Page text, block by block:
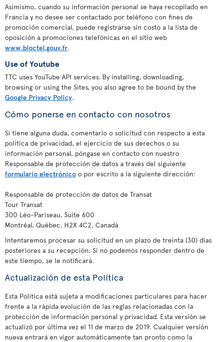
Asimismo, cuando su información personal se haya recopilado en
Francia y no desee ser contactado por teléfono con fines de
promoción comercial, puede registrarse sin costo a la lista de
oposición a promociones telefónicas en el sitio web
www.bloctel.gouv.fr.
Use of Youtube
TTC uses YouTube API services. By installing, downloading,
browsing or using the Sites, you also agree to be bound by the
Google Privacy Policy.
Cómo ponerse en contacto con nosotros
Si tiene alguna duda, comentario o solicitud con respecto a esta
política de privacidad, el ejercicio de sus derechos o su
información personal, póngase en contacto con nuestro
Responsable de protección de datos a través del siguiente
formulario electrónico o por escrito a la siguiente dirección:
Responsable de protección de datos de Transat
Tour Transat
300 Léo-Pariseau, Suite 600
Montréal, Québec, H2X 4C2, Canadá
Intentaremos procesar su solicitud en un plazo de treinta (30) días
posteriores a su recepción. Si no podemos responder dentro de
este tiempo, se le notificará.
Actualización de esta Política
Esta Política está sujeta a modificaciones particulares para hacer
frente a la rápida evolución de las reglas relacionadas con la
protección de información personal y privacidad. Esta versión se
actualizó por última vez el 11 de marzo de 2019. Cualquier versión
nueva entrará en vigor automáticamente tan pronto como la